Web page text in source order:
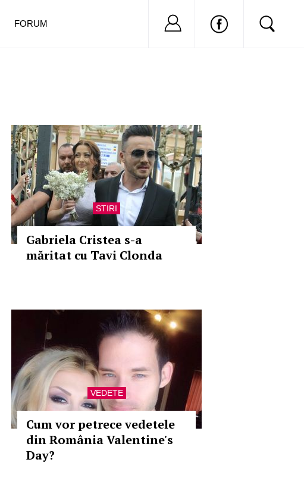
STIRI
Gabriela Cristea s-a
măritat cu Tavi Clonda
VEDETE
Cum vor petrece vedetele
din România Valentine's
Day?
FORUM Nu ai cont?